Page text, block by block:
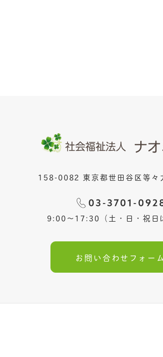
158-0082 東京都世田谷区等
9:00〜17:30（土・日・祝日
お問い合わせフォーム